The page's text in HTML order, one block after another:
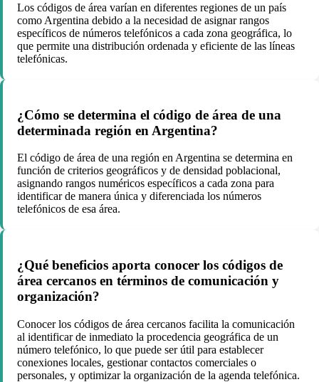
Los códigos de área varían en diferentes regiones de un país
como Argentina debido a la necesidad de asignar rangos
específicos de números telefónicos a cada zona geográfica, lo
que permite una distribución ordenada y eficiente de las líneas
telefónicas.
¿Cómo se determina el código de área de una
determinada región en Argentina?
El código de área de una región en Argentina se determina en
función de criterios geográficos y de densidad poblacional,
asignando rangos numéricos específicos a cada zona para
identificar de manera única y diferenciada los números
telefónicos de esa área.
¿Qué beneficios aporta conocer los códigos de
área cercanos en términos de comunicación y
organización?
Conocer los códigos de área cercanos facilita la comunicación
al identificar de inmediato la procedencia geográfica de un
número telefónico, lo que puede ser útil para establecer
conexiones locales, gestionar contactos comerciales o
personales, y optimizar la organización de la agenda telefónica.